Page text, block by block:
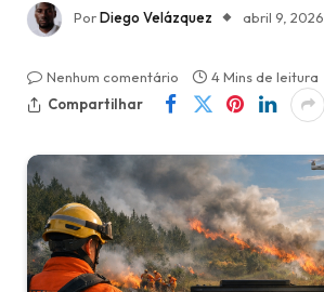
PorDiego Velázquez abril 9, 2026
Nenhum comentário
4 Mins de leitura
Compartilhar